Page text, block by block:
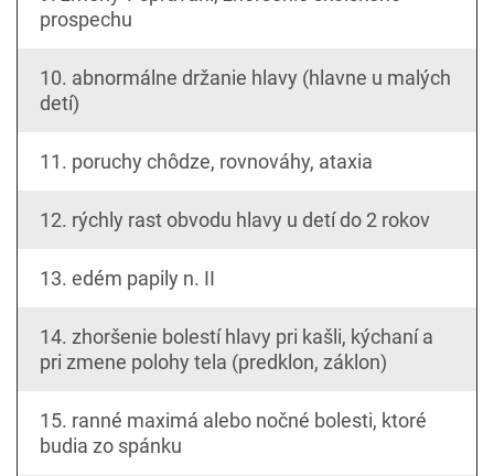
prospechu
10. abnormálne držanie hlavy (hlavne u malých
detí)
11. poruchy chôdze, rovnováhy, ataxia
12. rýchly rast obvodu hlavy u detí do 2 rokov
13. edém papily n. II
14. zhoršenie bolestí hlavy pri kašli, kýchaní a
pri zmene polohy tela (predklon, záklon)
15. ranné maximá alebo nočné bolesti, ktoré
budia zo spánku